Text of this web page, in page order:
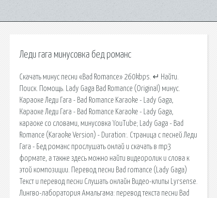
Леди гага минусовка бед романс
Скачать минус песни «Bad Romance» 260kbps. ↵ Найти.
Поиск. Помощь. Lady Gaga Bad Romance (Original) минус.
Караоке Леди Гага - Bad Romance Karaoke - Lady Gaga,
Караоке Леди Гага - Bad Romance Karaoke - Lady Gaga,
караоке со словами, минусовка YouTube; Lady Gaga - Bad
Romance (Karaoke Version) - Duration:. Страница с песней Леди
Гага - Бед романс прослушать онлай и скачать в mp3
формате, а также здесь можно найти видеоролик и слова к
этой композиции. Перевод песни Bad romance (Lady Gaga)
Текст и перевод песни Слушать онлайн Видео-клипы Lyrsense.
Лингво-лаборатория Амальгама: перевод текста песни Bad